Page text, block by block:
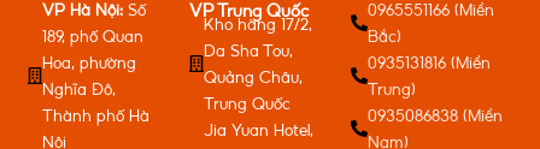
VP Hà Nội: Số
189, phố Quan
Hoa, phường
Nghĩa Đô,
Thành phố Hà
Nội
VP Trung Quốc
Kho hàng 17/2,
Da Sha Tou,
Quảng Châu,
Trung Quốc
Jia Yuan Hotel,
0965551166 (Miền
Bắc)
0935131816 (Miền
Trung)
0935086838 (Miền
Nam)